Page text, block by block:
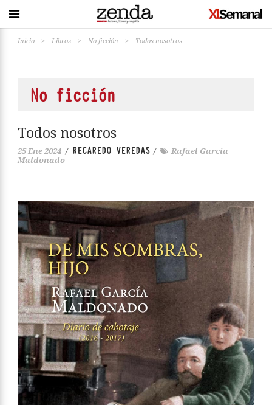
Inicio > Libros > No ficción > Todos nosotros
No ficción
Todos nosotros
25 Ene 2024 / RECAREDO VEREDAS /
Rafael García
Maldonado